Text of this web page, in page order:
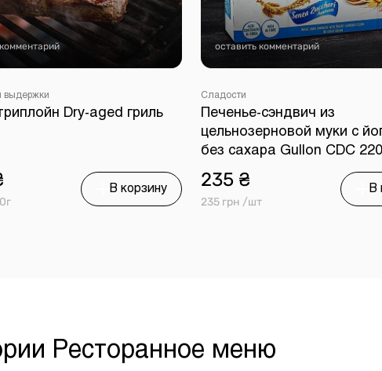
выдержки
Dry-aged гриль
В корзину
оставить комментарий
Сладости
Печенье-сэндвич из
цельнозерновой муки с
без сахара Gullon CDC
235 ₴
235 грн /шт
В
Ресторанное меню